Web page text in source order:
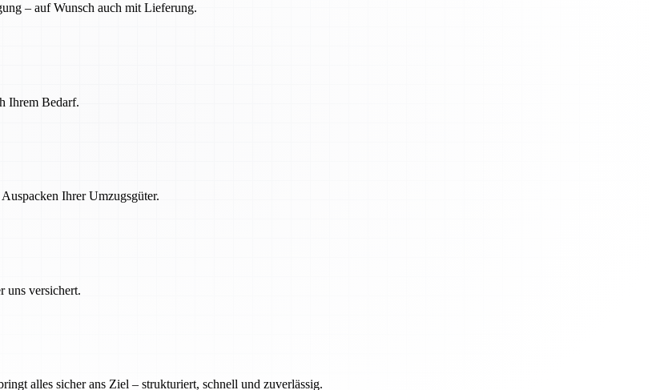
– auf Wunsch auch mit Lieferung.
Ihrem Bedarf.
Ihrer Umzugsgüter.
uns versichert.
alles sicher ans Ziel – strukturiert, schnell und zuverlässig.